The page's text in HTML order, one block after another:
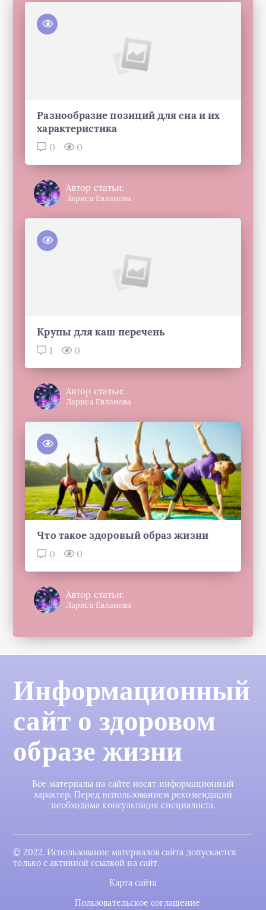
Разнообразие позиций для сна и их
характеристика
0 0
Автор статьи:
Лариса Евланова
Крупы для каш перечень
1 0
Автор статьи:
Лариса Евланова
Что такое здоровый образ жизни
0 0
Автор статьи:
Лариса Евланова
Информационный
сайт о здоровом
образе жизни
Все материалы на сайте носят информационный
характер. Перед использованием рекомендаций
необходима консультация специалиста.
© 2022. Использование материалов сайта допускается
только с активной ссылкой на сайт.
Карта сайта
Пользовательское соглашение